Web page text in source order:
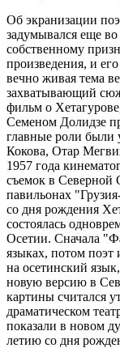
Об экранизации
задумывался еще
собственному
произведения, и
вечно живая тема
захватывающий
фильм о
Семеном Долидзе
главные роли были
Кокова, Отар
1957 года
съемок в Северной
павильонах
со дня рождения
состоялась
Осетии. Сначала
языках, потом поэт
на осетинский
новую версию в
картины считался
драматическом
показали в новом
летию со дня